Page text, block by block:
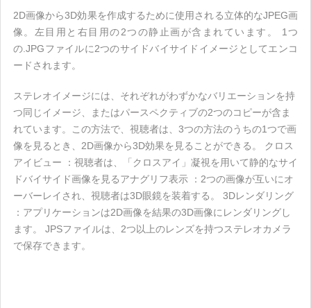
2D画像から3D効果を作成するために使用される立体的なJPEG画
像。左目用と右目用の2つの静止画が含まれています。 1つ
の.JPGファイルに2つのサイドバイサイドイメージとしてエンコ
ードされます。
ステレオイメージには、それぞれがわずかなバリエーションを持
つ同じイメージ、またはパースペクティブの2つのコピーが含ま
れています。この方法で、視聴者は、3つの方法のうちの1つで画
像を見るとき、2D画像から3D効果を見ることができる。 クロス
アイビュー ：視聴者は、「クロスアイ」凝視を用いて静的なサイ
ドバイサイド画像を見るアナグリフ表示 ：2つの画像が互いにオ
ーバーレイされ、視聴者は3D眼鏡を装着する。 3Dレンダリング
：アプリケーションは2D画像を結果の3D画像にレンダリングし
ます。 JPSファイルは、2つ以上のレンズを持つステレオカメラ
で保存できます。